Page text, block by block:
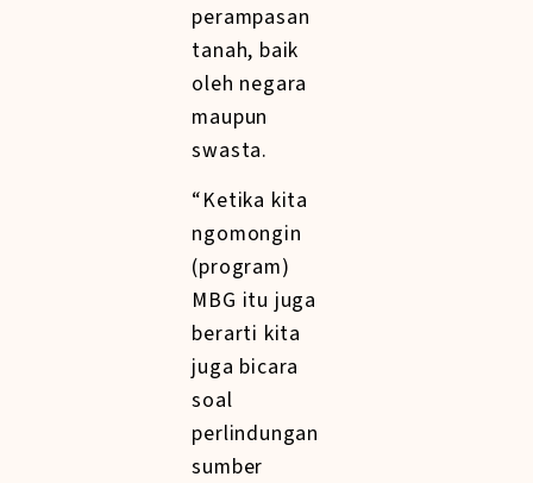
perampasan
tanah, baik
oleh negara
maupun
swasta.
“Ketika kita
ngomongin
(program)
MBG itu juga
berarti kita
juga bicara
soal
perlindungan
sumber